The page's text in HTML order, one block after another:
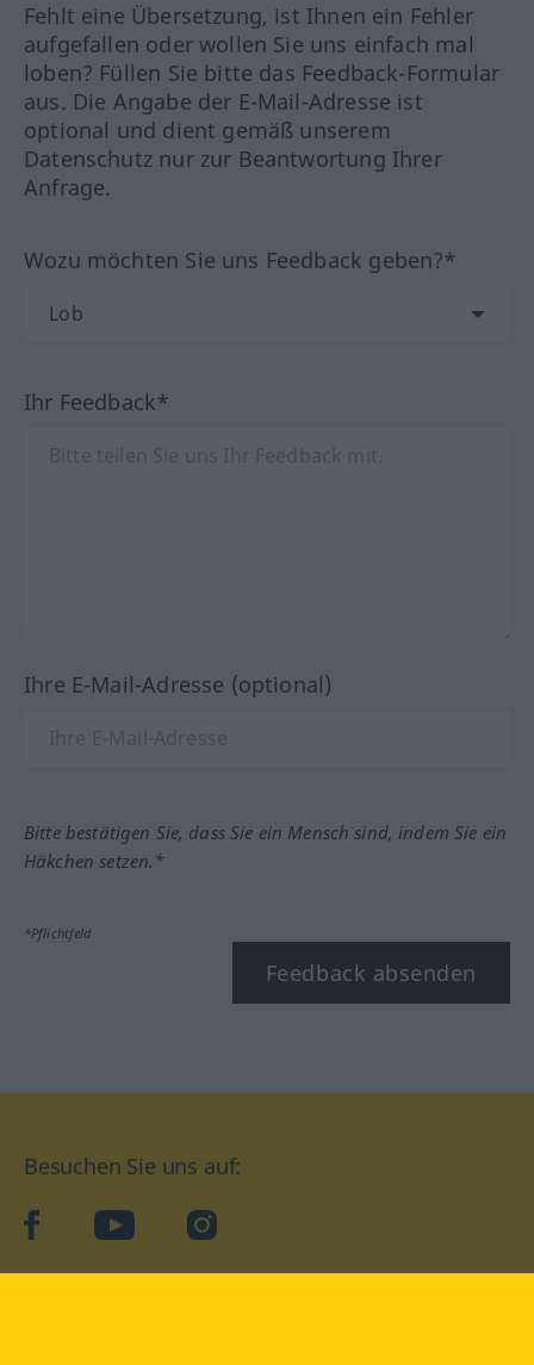
Fehlt eine Übersetzung, ist Ihnen ein Fehler
aufgefallen oder wollen Sie uns einfach mal
loben? Füllen Sie bitte das Feedback-Formular
aus. Die Angabe der E-Mail-Adresse ist
optional und dient gemäß unserem
Datenschutz nur zur Beantwortung Ihrer
Anfrage.
Wozu möchten Sie uns Feedback geben?*
Ihr Feedback*
Ihre E-Mail-Adresse (optional)
Bitte bestätigen Sie, dass Sie ein Mensch sind, indem Sie ein
Häkchen setzen.*
*Pflichtfeld
Feedback absenden
Besuchen Sie uns auf:
facebookYouTube Instagram